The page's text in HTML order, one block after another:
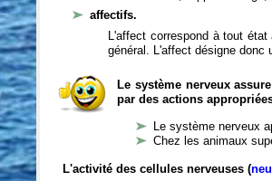
affectifs.
L'affect correspond à tout
général. L'affect désigne donc
Le système nerveux
par des actions
Le système nerveux
Chez les animaux
L'activité des cellules nerveuses (